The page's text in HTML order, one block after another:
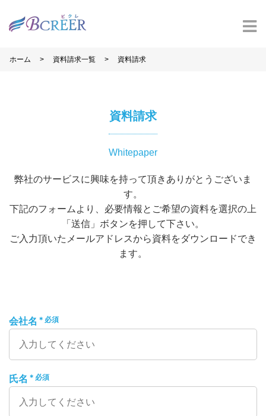
ホーム > 資料請求一覧 > 資料請求
資料請求
Whitepaper
弊社のサービスに興味を持って頂きありがとうございま
す。
下記のフォームより、必要情報とご希望の資料を選択の上
「送信」ボタンを押して下さい。
ご入力頂いたメールアドレスから資料をダウンロードでき
ます。
会社名 ＊必須
氏名 ＊必須